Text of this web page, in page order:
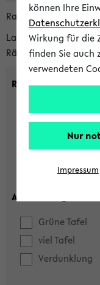
Raumanfragen:
Lassen Sie sich alle
Räumen mit
Raumkriterien:
max. Plätze:
Ausstattung:
Grüne Tafel
viel Tafel
Verdunklung
können Ihre
Wirkung für die
finden Sie auch
verwendeten
Nur
Impressum